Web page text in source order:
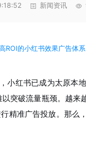
新闻资讯
ROI的小红书效果广告体系
小红书已成为太原本
突破流量瓶颈。越来
精准广告投放。那么